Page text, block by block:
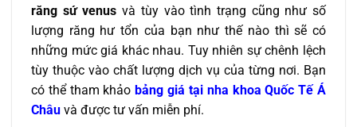
răng sứ venus và tùy vào tình trạng cũng như số
lượng răng hư tổn của bạn như thế nào thì sẽ có
những mức giá khác nhau. Tuy nhiên sự chênh lệch
tùy thuộc vào chất lượng dịch vụ của từng nơi. Bạn
có thể tham khảo bảng giá tại nha khoa Quốc Tế Á
Châu và được tư vấn miễn phí.